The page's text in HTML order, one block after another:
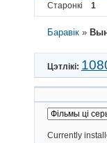
Старонкі 1
Баравік »
Цэтлікі:
Currently